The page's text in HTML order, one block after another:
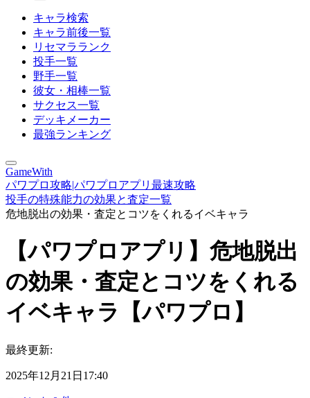
キャラ検索
キャラ前後一覧
リセマラランク
投手一覧
野手一覧
彼女・相棒一覧
サクセス一覧
デッキメーカー
最強ランキング
GameWith
パワプロ攻略|パワプロアプリ最速攻略
投手の特殊能力の効果と査定一覧
危地脱出の効果・査定とコツをくれるイベキャラ
【パワプロアプリ】危地脱出
の効果・査定とコツをくれる
イベキャラ【パワプロ】
最終更新:
2025年12月21日17:40